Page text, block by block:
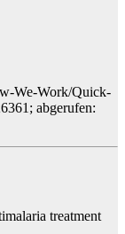
We-Work/Quick-
abgerufen:
treatment